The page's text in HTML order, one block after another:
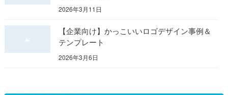
2026年3月11日
【企業向け】かっこいいロゴデザイン事例＆
テンプレート
2026年3月6日